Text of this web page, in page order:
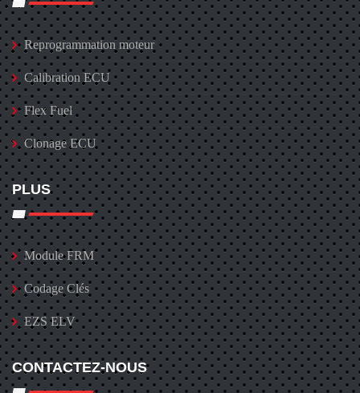
Reprogrammation moteur
Calibration ECU
Flex Fuel
Clonage ECU
PLUS
Module FRM
Codage Clés
EZS ELV
CONTACTEZ-NOUS